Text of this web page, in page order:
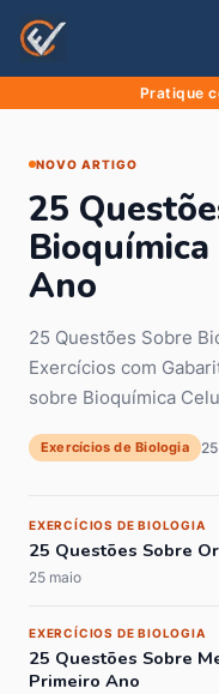
Pratique
NOVO ARTIGO
25
Ano
25 Questões Sobre
Exercícios com
sobre Bioquímica
Exercícios de Biologia
EXERCÍCIOS DE BIOLOGIA
25 Questões Sobre
25 maio
EXERCÍCIOS DE BIOLOGIA
25 Questões Sobre
Primeiro Ano